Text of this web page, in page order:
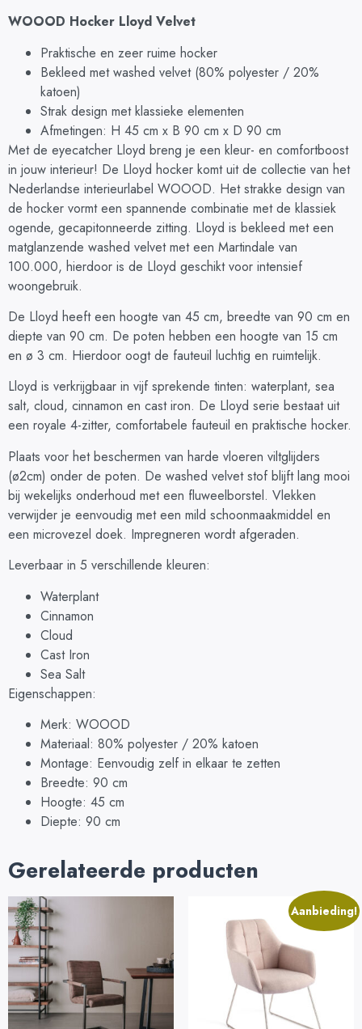
WOOOD Hocker Lloyd Velvet
Praktische en zeer ruime hocker
Bekleed met washed velvet (80% polyester / 20%
katoen)
Strak design met klassieke elementen
Afmetingen: H 45 cm x B 90 cm x D 90 cm
Met de eyecatcher Lloyd breng je een kleur- en comfortboost
in jouw interieur! De Lloyd hocker komt uit de collectie van het
Nederlandse interieurlabel WOOOD. Het strakke design van
de hocker vormt een spannende combinatie met de klassiek
ogende, gecapitonneerde zitting. Lloyd is bekleed met een
matglanzende washed velvet met een Martindale van
100.000, hierdoor is de Lloyd geschikt voor intensief
woongebruik.
De Lloyd heeft een hoogte van 45 cm, breedte van 90 cm en
diepte van 90 cm. De poten hebben een hoogte van 15 cm
en ø 3 cm. Hierdoor oogt de fauteuil luchtig en ruimtelijk.
Lloyd is verkrijgbaar in vijf sprekende tinten: waterplant, sea
salt, cloud, cinnamon en cast iron. De Lloyd serie bestaat uit
een royale 4-zitter, comfortabele fauteuil en praktische hocker.
Plaats voor het beschermen van harde vloeren viltglijders
(ø2cm) onder de poten. De washed velvet stof blijft lang mooi
bij wekelijks onderhoud met een fluweelborstel. Vlekken
verwijder je eenvoudig met een mild schoonmaakmiddel en
een microvezel doek. Impregneren wordt afgeraden.
Leverbaar in 5 verschillende kleuren:
Waterplant
Cinnamon
Cloud
Cast Iron
Sea Salt
Eigenschappen:
Merk: WOOOD
Materiaal: 80% polyester / 20% katoen
Montage: Eenvoudig zelf in elkaar te zetten
Breedte: 90 cm
Hoogte: 45 cm
Diepte: 90 cm
Gerelateerde producten
Aanbieding!